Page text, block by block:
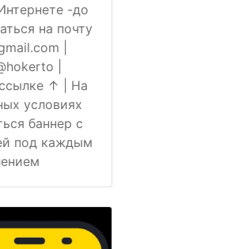
-до
на почту
|
|
↑ | На
условиях
баннер с
под каждым